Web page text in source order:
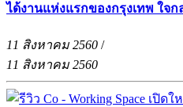
ได้งานแห่งแรกของกรุงเทพ ใจก
11 สิงหาคม 2560 /
11 สิงหาคม 2560